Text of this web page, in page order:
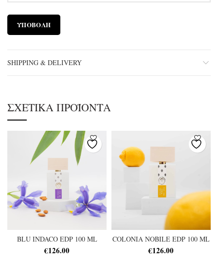
SHIPPING & DELIVERY
ΣΧΕΤΙΚΆ ΠΡΟΪΌΝΤΑ
BLU INDACO EDP 100 ML
€126.00
COLONIA NOBILE EDP 100 ML
€126.00